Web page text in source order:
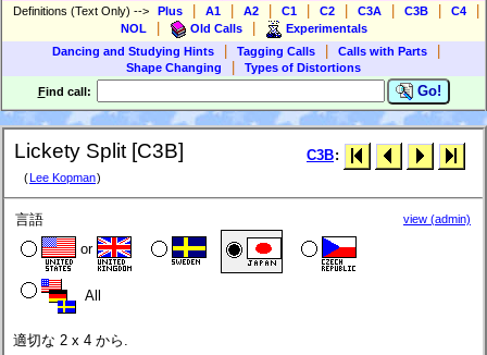
Definitions (Text Only) --> Plus A1 A2 C1 C2 C3A C3B C4
NOL Old Calls
Experimentals
Dancing and Studying Hints
Tagging Calls Calls with Parts
Shape Changing
Types of Distortions
Find call: Go!
Lickety Split [C3B]
( Lee Kopman)
C3B:
言語
or
All
view (admin)
適切な 2 x 4 から.